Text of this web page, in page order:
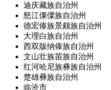
迪庆藏族自治州
怒江傈僳族自治州
德宏傣族景颇族自治州
大理白族自治州
西双版纳傣族自治州
文山壮族苗族自治州
红河哈尼族彝族自治州
楚雄彝族自治州
临沧市